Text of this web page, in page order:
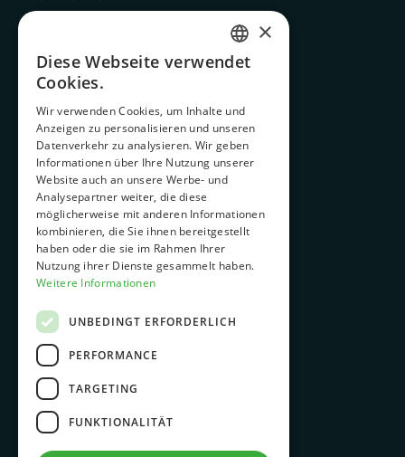
Service
Unternehmen
Karriere & Ausbildung
Nachhaltigkeit
Downloads
News
Kontakt
Pharmazie
Lifestyle
Gesundheitswesen
Medizinprodukte
GERMAN
×
Diese Webseite verwendet
Cookies.
Wir verwenden Cookies, um Inhalte und
Anzeigen zu personalisieren und unseren
Datenverkehr zu analysieren. Wir geben
Informationen über Ihre Nutzung unserer
Website auch an unsere Werbe- und
Analysepartner weiter, die diese
möglicherweise mit anderen Informationen
kombinieren, die Sie ihnen bereitgestellt
haben oder die sie im Rahmen Ihrer
Nutzung ihrer Dienste gesammelt haben.
Weitere Informationen
UNBEDINGT ERFORDERLICH
PERFORMANCE
TARGETING
FUNKTIONALITÄT